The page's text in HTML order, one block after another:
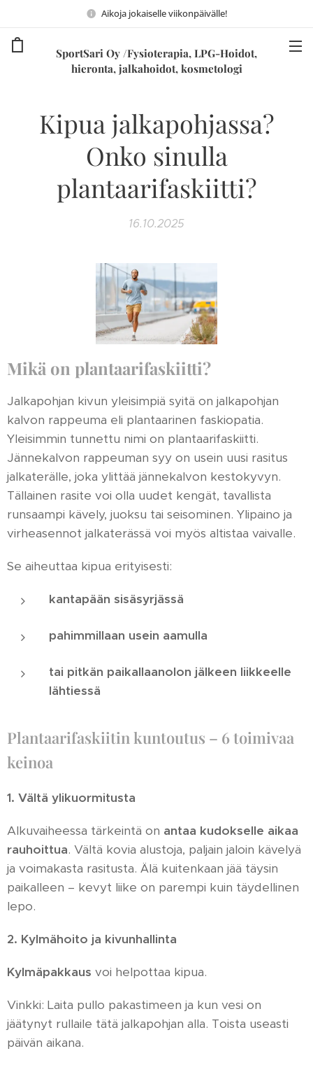
Aikoja jokaiselle viikonpäivälle!
SportSari Oy /Fysioterapia, LPG-Hoidot,
hieronta, jalkahoidot, kosmetologi
Kipua jalkapohjassa?
Onko sinulla
plantaarifaskiitti?
16.10.2025
Mikä on plantaarifaskiitti?
Jalkapohjan kivun yleisimpiä syitä on jalkapohjan
kalvon rappeuma eli plantaarinen faskiopatia.
Yleisimmin tunnettu nimi on plantaarifaskiitti.
Jännekalvon rappeuman syy on usein uusi rasitus
jalkaterälle, joka ylittää jännekalvon kestokyvyn.
Tällainen rasite voi olla uudet kengät, tavallista
runsaampi kävely, juoksu tai seisominen. Ylipaino ja
virheasennot jalkaterässä voi myös altistaa vaivalle.
Se aiheuttaa kipua erityisesti:
kantapään sisäsyrjässä
pahimmillaan usein aamulla
tai pitkän paikallaanolon jälkeen liikkeelle
lähtiessä
Plantaarifaskiitin kuntoutus – 6 toimivaa
keinoa
1. Vältä ylikuormitusta
Alkuvaiheessa tärkeintä on antaa kudokselle aikaa
rauhoittua. Vältä kovia alustoja, paljain jaloin kävelyä
ja voimakasta rasitusta. Älä kuitenkaan jää täysin
paikalleen – kevyt liike on parempi kuin täydellinen
lepo.
2. Kylmähoito ja kivunhallinta
Kylmäpakkaus voi helpottaa kipua.
Vinkki: Laita pullo pakastimeen ja kun vesi on
jäätynyt rullaile tätä jalkapohjan alla. Toista useasti
päivän aikana.